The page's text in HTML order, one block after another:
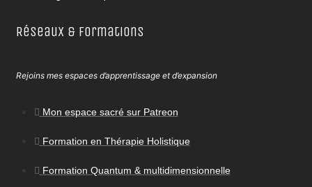
Réseaux & Formations
Rejoins mes espaces d’apprentissage et d’expansion
Mon espace sacré sur Patreon
Formation en Thérapie Holistique
Formation Quantum & multidimensionnelle